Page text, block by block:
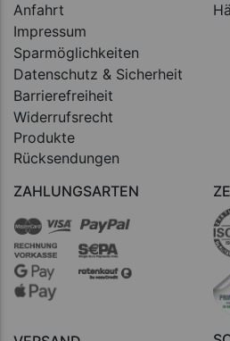
Anfahrt
Impressum
Sparmöglichkeiten
Datenschutz & Sicherheit
Barrierefreiheit
Widerrufsrecht
Produkte
Rücksendungen
ZAHLUNGSARTEN